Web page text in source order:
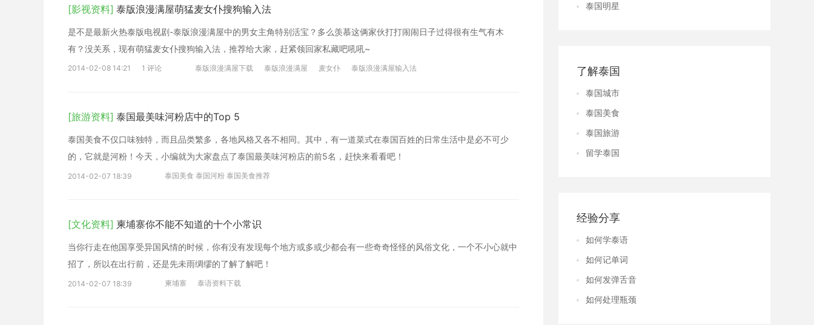
[影视资料] 泰版浪漫满屋萌猛麦女仆搜狗输入法
是不是最新火热泰版电视剧-泰版浪漫满屋中的男女主角特别活宝？多么羡慕这俩家伙打打闹闹日子过得很有生气有木
有？没关系，现有萌猛麦女仆搜狗输入法，推荐给大家，赶紧领回家私藏吧吼吼~
2014-02-08 14:21 1 评论 泰版浪漫满屋下载 泰版浪漫满屋 麦女仆 泰版浪漫满屋输入法
[旅游资料] 泰国最美味河粉店中的Top 5
泰国美食不仅口味独特，而且品类繁多，各地风格又各不相同。其中，有一道菜式在泰国百姓的日常生活中是必不可少
的，它就是河粉！今天，小编就为大家盘点了泰国最美味河粉店的前5名，赶快来看看吧！
2014-02-07 18:39 泰国美食 泰国河粉 泰国美食推荐
[文化资料] 柬埔寨你不能不知道的十个小常识
当你行走在他国享受异国风情的时候，你有没有发现每个地方或多或少都会有一些奇奇怪怪的风俗文化，一个不小心就中
招了，所以在出行前，还是先未雨绸缪的了解了解吧！
2014-02-07 18:39 柬埔寨 泰语资料下载
泰国明星
了解泰国
泰国城市
泰国美食
泰国旅游
留学泰国
经验分享
如何学泰语
如何记单词
如何发弹舌音
如何处理瓶颈